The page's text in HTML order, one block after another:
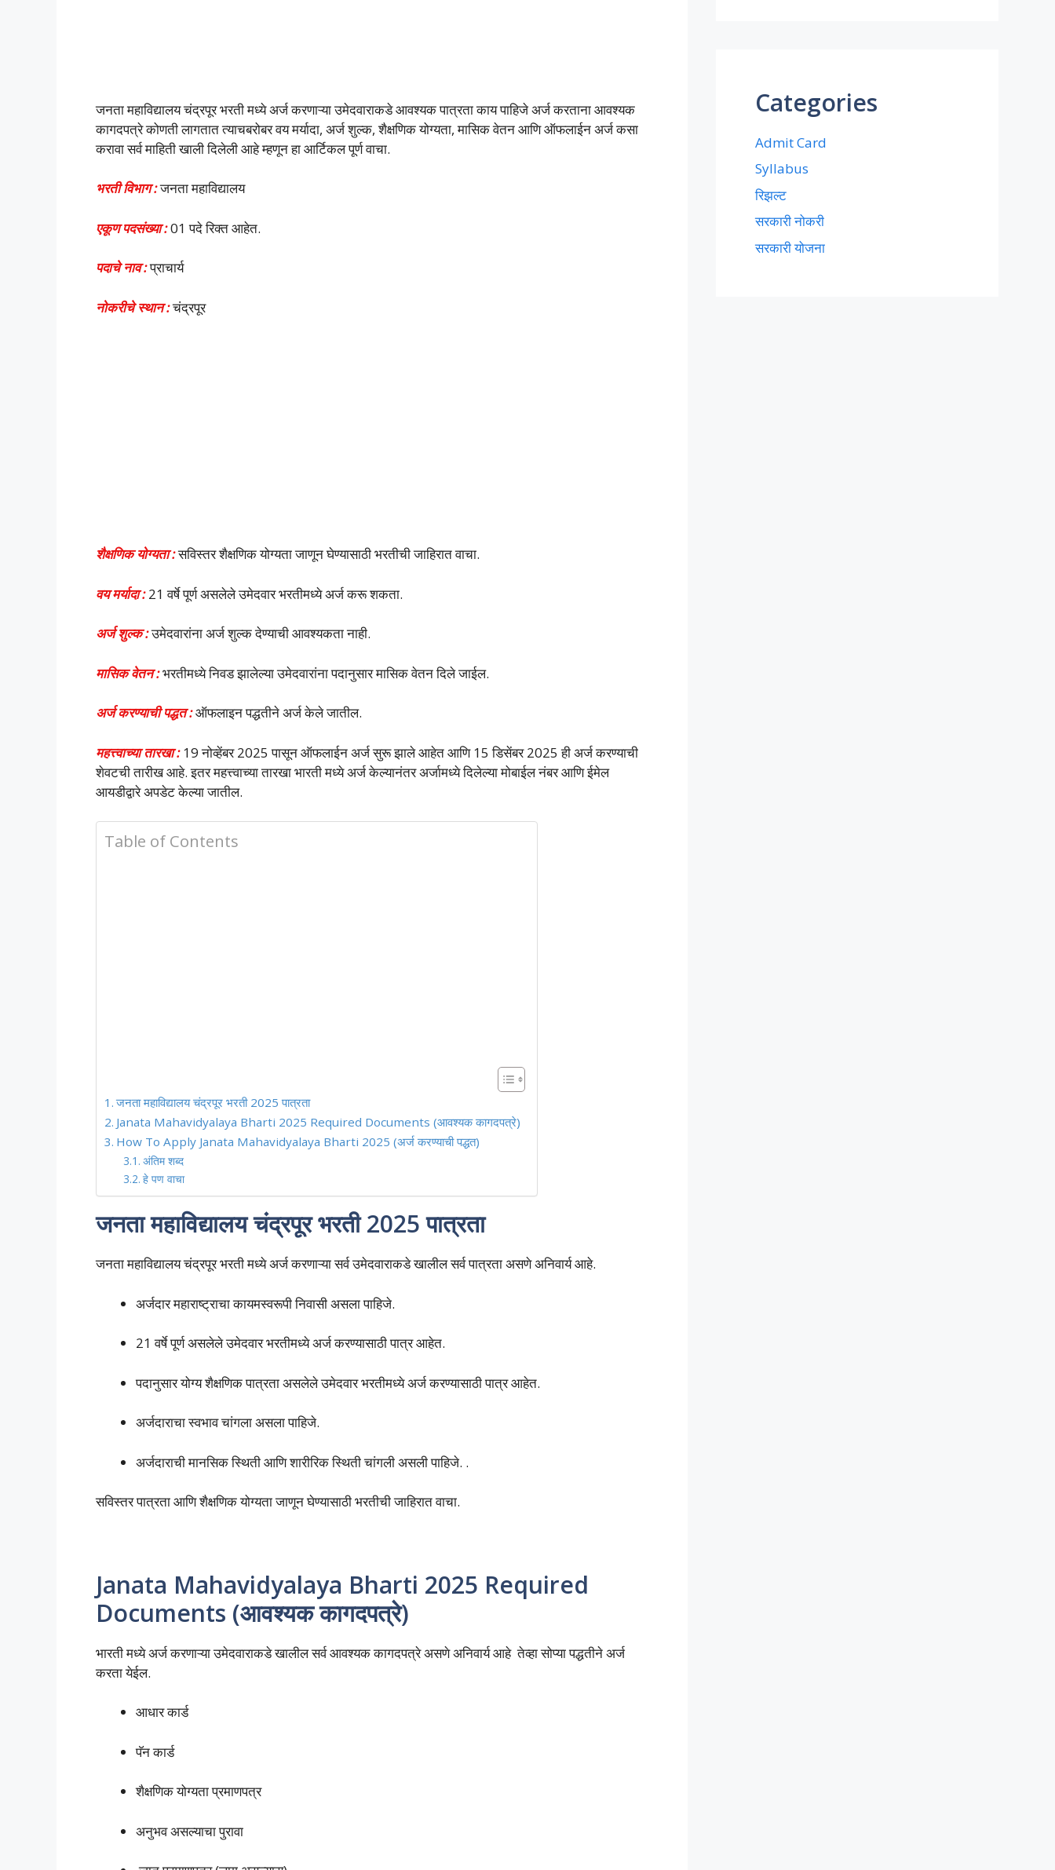
जनता महाविद्यालय चंद्रपूर भरती मध्ये अर्ज करणाऱ्या उमेदवाराकडे आवश्यक पात्रता काय पाहिजे अर्ज करताना आवश्यक
कागदपत्रे कोणती लागतात त्याचबरोबर वय मर्यादा, अर्ज शुल्क, शैक्षणिक योग्यता, मासिक वेतन आणि ऑफलाईन अर्ज कसा
करावा सर्व माहिती खाली दिलेली आहे म्हणून हा आर्टिकल पूर्ण वाचा.
भरती विभाग :जनता महाविद्यालय
एकूण पदसंख्या :01 पदे रिक्त आहेत.
पदाचे नाव :प्राचार्य
नोकरीचे स्थान :चंद्रपूर
शैक्षणिक योग्यता :सविस्तर शैक्षणिक योग्यता जाणून घेण्यासाठी भरतीची जाहिरात वाचा.
वय मर्यादा :21 वर्षे पूर्ण असलेले उमेदवार भरतीमध्ये अर्ज करू शकता.
अर्ज शुल्क :उमेदवारांना अर्ज शुल्क देण्याची आवश्यकता नाही.
मासिक वेतन :भरतीमध्ये निवड झालेल्या उमेदवारांना पदानुसार मासिक वेतन दिले जाईल.
अर्ज करण्याची पद्धत :ऑफलाइन पद्धतीने अर्ज केले जातील.
महत्त्वाच्या तारखा :19 नोव्हेंबर 2025 पासून ऑफलाईन अर्ज सुरू झाले आहेत आणि 15 डिसेंबर 2025 ही अर्ज करण्याची
शेवटची तारीख आहे. इतर महत्त्वाच्या तारखा भारती मध्ये अर्ज केल्यानंतर अर्जामध्ये दिलेल्या मोबाईल नंबर आणि ईमेल
आयडीद्वारे अपडेट केल्या जातील.
Table of Contents
जनता महाविद्यालय चंद्रपूर भरती 2025 पात्रता
Janata Mahavidyalaya Bharti 2025 Required Documents (आवश्यक कागदपत्रे)
How To Apply Janata Mahavidyalaya Bharti 2025 (अर्ज करण्याची पद्धत)
अंतिम शब्द
हे पण वाचा
जनता महाविद्यालय चंद्रपूर भरती 2025 पात्रता
जनता महाविद्यालय चंद्रपूर भरती मध्ये अर्ज करणाऱ्या सर्व उमेदवाराकडे खालील सर्व पात्रता असणे अनिवार्य आहे.
अर्जदार महाराष्ट्राचा कायमस्वरूपी निवासी असला पाहिजे.
21 वर्षे पूर्ण असलेले उमेदवार भरतीमध्ये अर्ज करण्यासाठी पात्र आहेत.
पदानुसार योग्य शैक्षणिक पात्रता असलेले उमेदवार भरतीमध्ये अर्ज करण्यासाठी पात्र आहेत.
अर्जदाराचा स्वभाव चांगला असला पाहिजे.
अर्जदाराची मानसिक स्थिती आणि शारीरिक स्थिती चांगली असली पाहिजे. .
सविस्तर पात्रता आणि शैक्षणिक योग्यता जाणून घेण्यासाठी भरतीची जाहिरात वाचा.
Janata Mahavidyalaya Bharti 2025 Required
Documents (आवश्यक कागदपत्रे)
भारती मध्ये अर्ज करणाऱ्या उमेदवाराकडे खालील सर्व आवश्यक कागदपत्रे असणे अनिवार्य आहे तेव्हा सोप्या पद्धतीने अर्ज
करता येईल.
आधार कार्ड
पॅन कार्ड
शैक्षणिक योग्यता प्रमाणपत्र
अनुभव असल्याचा पुरावा
Categories
Admit Card
Syllabus
रिझल्ट
सरकारी नोकरी
सरकारी योजना